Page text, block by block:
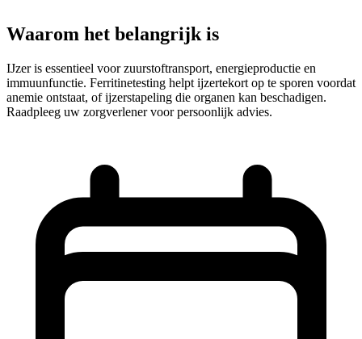
Waarom het belangrijk is
IJzer is essentieel voor zuurstoftransport, energieproductie en
immuunfunctie. Ferritinetesting helpt ijzertekort op te sporen voordat
anemie ontstaat, of ijzerstapeling die organen kan beschadigen.
Raadpleeg uw zorgverlener voor persoonlijk advies.